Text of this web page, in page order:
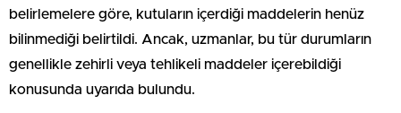
belirlemelere göre, kutuların içerdiği maddelerin henüz
bilinmediği belirtildi. Ancak, uzmanlar, bu tür durumların
genellikle zehirli veya tehlikeli maddeler içerebildiği
konusunda uyarıda bulundu.